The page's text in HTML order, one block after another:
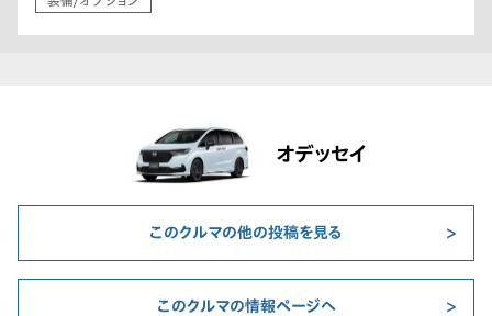
オデッセイ
このクルマの他の投稿を見る
このクルマの情報ページへ